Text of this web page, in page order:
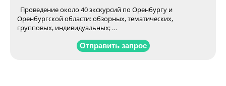
Проведение около 40 экскурсий по Оренбургу и
Оренбургской области: обзорных, тематических,
групповых, индивидуальных; …
Отправить запрос